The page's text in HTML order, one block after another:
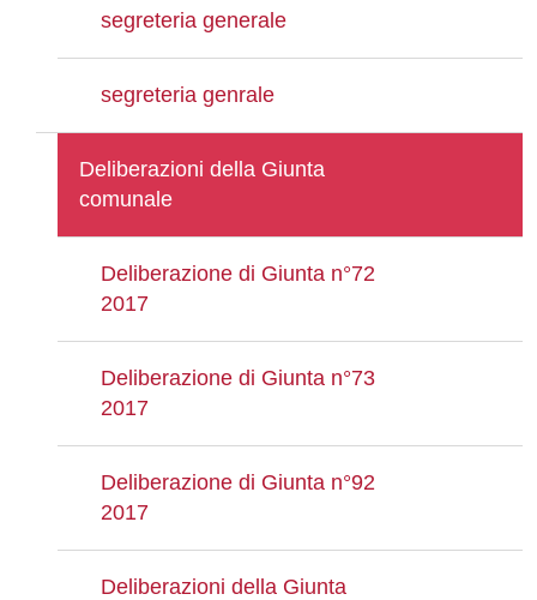
segreteria generale
segreteria genrale
Deliberazioni della Giunta
comunale
Deliberazione di Giunta n°72
2017
Deliberazione di Giunta n°73
2017
Deliberazione di Giunta n°92
2017
Deliberazioni della Giunta